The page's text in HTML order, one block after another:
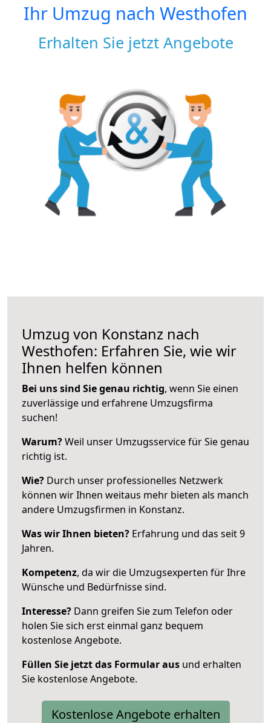
Ihr Umzug nach Westhofen
Erhalten Sie jetzt Angebote
Umzug von Konstanz nach
Westhofen: Erfahren Sie, wie wir
Ihnen helfen können
Bei uns sind Sie genau richtig, wenn Sie einen
zuverlässige und erfahrene Umzugsfirma
suchen!
Warum?Weil unser Umzugsservice für Sie genau
richtig ist.
Wie? Durch unser professionelles Netzwerk
können wir Ihnen weitaus mehr bieten als manch
andere Umzugsfirmen in Konstanz.
Was wir Ihnen bieten? Erfahrung und das seit 9
Jahren.
Kompetenz, da wir die Umzugsexperten für Ihre
Wünsche und Bedürfnisse sind.
Interesse? Dann greifen Sie zum Telefon oder
holen Sie sich erst einmal ganz bequem
kostenlose Angebote.
Füllen Sie jetzt das Formular aus und erhalten
Sie kostenlose Angebote.
Kostenlose Angebote erhalten